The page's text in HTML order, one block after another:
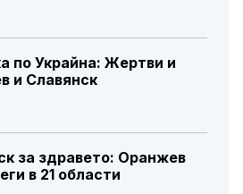
по Украйна: Жертви и
и Славянск
за здравето: Оранжев
в 21 области